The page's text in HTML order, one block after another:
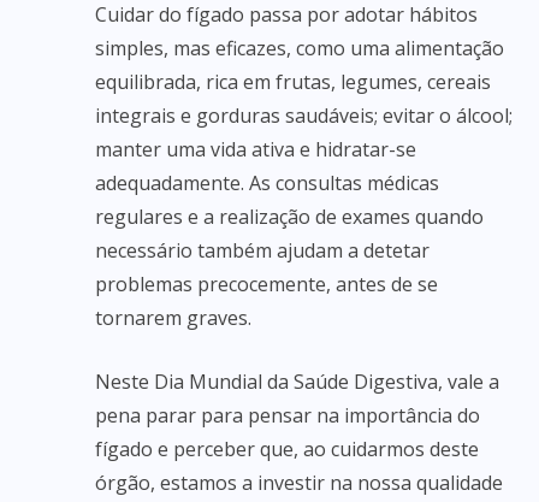
Cuidar do fígado passa por adotar hábitos
simples, mas eficazes, como uma alimentação
equilibrada, rica em frutas, legumes, cereais
integrais e gorduras saudáveis; evitar o álcool;
manter uma vida ativa e hidratar-se
adequadamente. As consultas médicas
regulares e a realização de exames quando
necessário também ajudam a detetar
problemas precocemente, antes de se
tornarem graves.
Neste Dia Mundial da Saúde Digestiva, vale a
pena parar para pensar na importância do
fígado e perceber que, ao cuidarmos deste
órgão, estamos a investir na nossa qualidade